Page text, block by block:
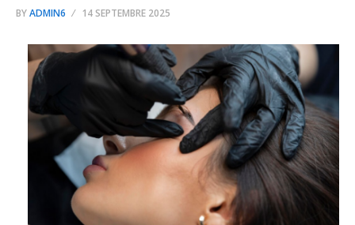
BYADMIN6 14 SEPTEMBRE 2025